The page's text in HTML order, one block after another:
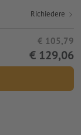
Richiedere
€ 105,79
€ 129,06